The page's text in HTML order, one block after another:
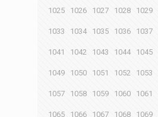
1025 1026 1027 1028 1029
1033 1034 1035 1036 1037
1041 1042 1043 1044 1045
1049 1050 1051 1052 1053
1057 1058 1059 1060 1061
1065 1066 1067 1068 1069